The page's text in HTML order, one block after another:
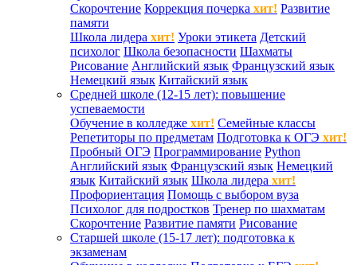
Скорочтение Коррекция почерка хит! Развитие
памяти
Школа лидера хит! Уроки этикета Детский
психолог Школа безопасности Шахматы
Рисование Английский язык Французский язык
Немецкий язык Китайский язык
Средней школе (12-15 лет): повышение
успеваемости
Обучение в колледже хит! Семейные классы
Репетиторы по предметам Подготовка к ОГЭ хит!
Пробный ОГЭ Программирование Python
Английский язык Французский язык Немецкий
язык Китайский язык Школа лидера хит!
Профориентация Помощь с выбором вуза
Психолог для подростков Тренер по шахматам
Скорочтение Развитие памяти Рисование
Старшей школе (15-17 лет): подготовка к
экзаменам